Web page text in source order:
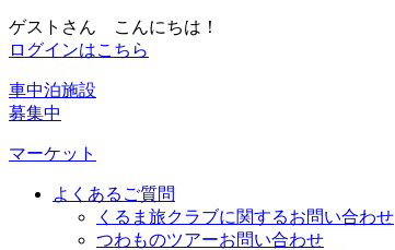
ゲストさん こんにちは！
ログインはこちら
車中泊施設
募集中
マーケット
よくあるご質問
くるま旅クラブに関するお問い合わせ
つわものツアーお問い合わせ